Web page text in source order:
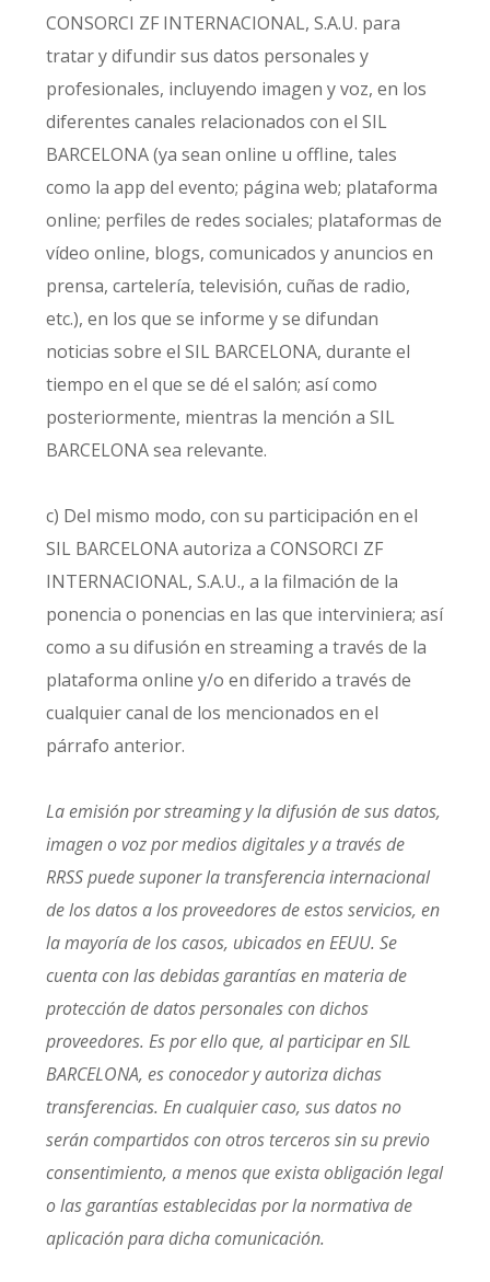
CONSORCI ZF INTERNACIONAL, S.A.U. para
tratar y difundir sus datos personales y
profesionales, incluyendo imagen y voz, en los
diferentes canales relacionados con el SIL
BARCELONA (ya sean online u offline, tales
como la app del evento; página web; plataforma
online; perfiles de redes sociales; plataformas de
vídeo online, blogs, comunicados y anuncios en
prensa, cartelería, televisión, cuñas de radio,
etc.), en los que se informe y se difundan
noticias sobre el SIL BARCELONA, durante el
tiempo en el que se dé el salón; así como
posteriormente, mientras la mención a SIL
BARCELONA sea relevante.
c) Del mismo modo, con su participación en el
SIL BARCELONA autoriza a CONSORCI ZF
INTERNACIONAL, S.A.U., a la filmación de la
ponencia o ponencias en las que interviniera; así
como a su difusión en streaming a través de la
plataforma online y/o en diferido a través de
cualquier canal de los mencionados en el
párrafo anterior.
La emisión por streaming y la difusión de sus datos,
imagen o voz por medios digitales y a través de
RRSS puede suponer la transferencia internacional
de los datos a los proveedores de estos servicios, en
la mayoría de los casos, ubicados en EEUU. Se
cuenta con las debidas garantías en materia de
protección de datos personales con dichos
proveedores. Es por ello que, al participar en SIL
BARCELONA, es conocedor y autoriza dichas
transferencias. En cualquier caso, sus datos no
serán compartidos con otros terceros sin su previo
consentimiento, a menos que exista obligación legal
o las garantías establecidas por la normativa de
aplicación para dicha comunicación.